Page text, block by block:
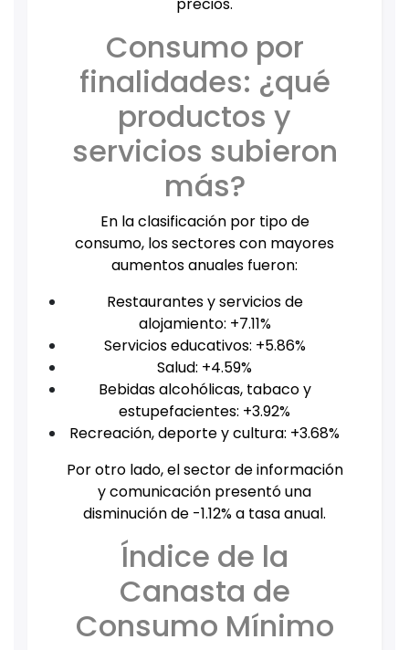
Consumo por
finalidades: ¿qué
productos y
servicios subieron
más?
En la clasificación por tipo de
consumo, los sectores con mayores
aumentos anuales fueron:
Restaurantes y servicios de
alojamiento: +7.11%
Servicios educativos: +5.86%
Salud: +4.59%
Bebidas alcohólicas, tabaco y
estupefacientes: +3.92%
Recreación, deporte y cultura: +3.68%
Por otro lado, el sector de información
y comunicación presentó una
disminución de -1.12% a tasa anual.
Índice de la
Canasta de
Consumo Mínimo